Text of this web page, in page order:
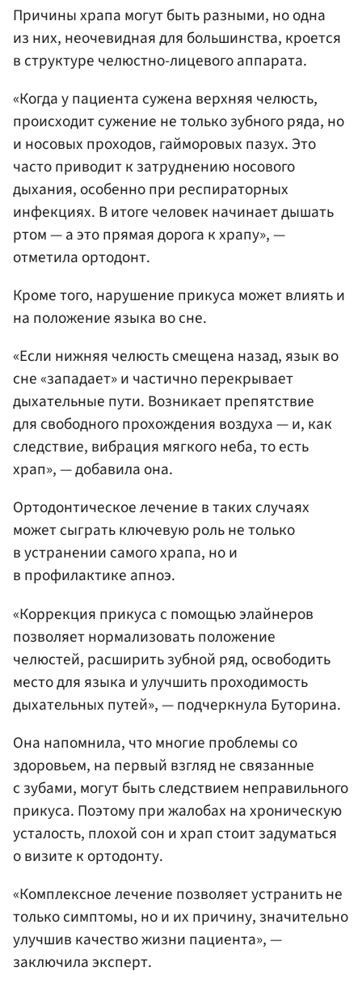
Причины храпа могут быть разными, но одна
из них, неочевидная для большинства, кроется
в структуре челюстно-лицевого аппарата.
«Когда у пациента сужена верхняя челюсть,
происходит сужение не только зубного ряда, но
и носовых проходов, гайморовых пазух. Это
часто приводит к затруднению носового
дыхания, особенно при респираторных
инфекциях. В итоге человек начинает дышать
ртом — а это прямая дорога к храпу», —
отметила ортодонт.
Кроме того, нарушение прикуса может влиять и
на положение языка во сне.
«Если нижняя челюсть смещена назад, язык во
сне «западает» и частично перекрывает
дыхательные пути. Возникает препятствие
для свободного прохождения воздуха — и, как
следствие, вибрация мягкого неба, то есть
храп», — добавила она.
Ортодонтическое лечение в таких случаях
может сыграть ключевую роль не только
в устранении самого храпа, но и
в профилактике апноэ.
«Коррекция прикуса с помощью элайнеров
позволяет нормализовать положение
челюстей, расширить зубной ряд, освободить
место для языка и улучшить проходимость
дыхательных путей», — подчеркнула Буторина.
Она напомнила, что многие проблемы со
здоровьем, на первый взгляд не связанные
с зубами, могут быть следствием неправильного
прикуса. Поэтому при жалобах на хроническую
усталость, плохой сон и храп стоит задуматься
о визите к ортодонту.
«Комплексное лечение позволяет устранить не
только симптомы, но и их причину, значительно
улучшив качество жизни пациента», —
заключила эксперт.